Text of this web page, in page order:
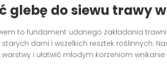
glebę do siewu trawy
to fundament udanego zakładania
starych darni i wszelkich resztek roślinnych.
i ułatwić młodym korzeniom wnikanie